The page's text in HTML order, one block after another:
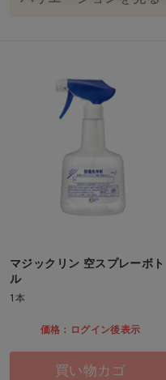
マジックリン 空スプレーボト
ル
1本
価格：ログイン後表示
買い物カゴ